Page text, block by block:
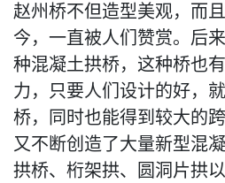
赵州桥不但造型美观，而
今，一直被人们赞赏。后
种混凝土拱桥，这种桥也
力，只要人们设计的好，
桥，同时也能得到较大的
又不断创造了大量新型混
拱桥、桁架拱、圆洞片拱